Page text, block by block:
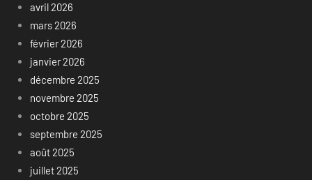
avril 2026
mars 2026
février 2026
janvier 2026
décembre 2025
novembre 2025
octobre 2025
septembre 2025
août 2025
juillet 2025